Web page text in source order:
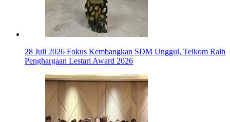
28 Juli 2026 Fokus Kembangkan SDM Unggul, Telkom Raih
Penghargaan Lestari Award 2026